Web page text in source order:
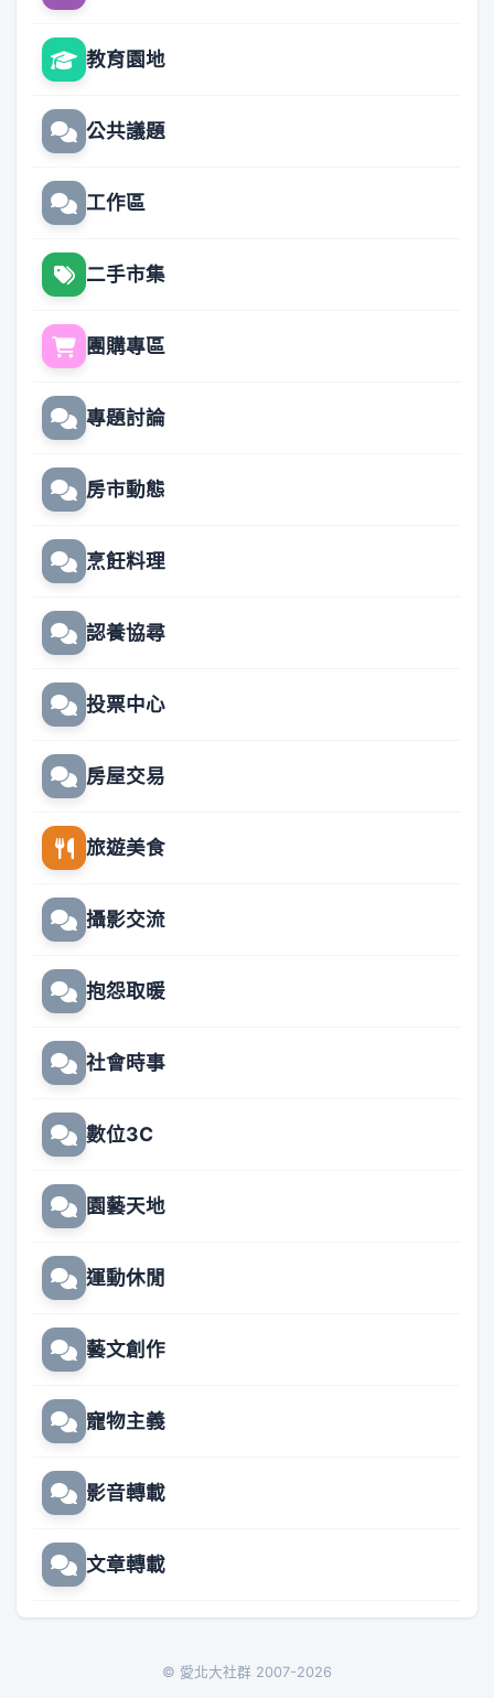
教育園地
公共議題
工作區
二手市集
團購專區
專題討論
房市動態
烹飪料理
認養協尋
投票中心
房屋交易
旅遊美食
攝影交流
抱怨取暖
社會時事
數位3C
園藝天地
運動休閒
藝文創作
寵物主義
影音轉載
文章轉載
© 愛北大社群 2007-2026